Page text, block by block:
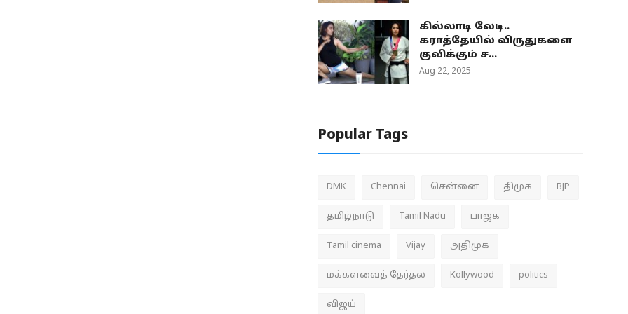
கில்லாடி லேடி..
கராத்தேயில் விருதுகளை
குவிக்கும் ச...
Aug 22, 2025
Popular Tags
DMK Chennai சென்னை திமுக BJP
தமிழ்நாடு Tamil Nadu பாஜக
Tamil cinema Vijay அதிமுக
மக்களவைத் தேர்தல் Kollywood politics
விஜய்